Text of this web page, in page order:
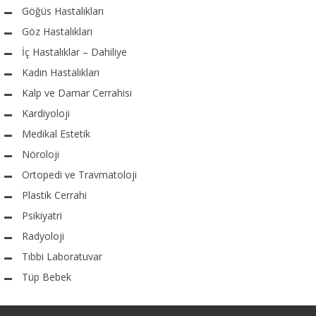
Göğüs Hastalıkları
Göz Hastalıkları
İç Hastalıklar – Dahiliye
Kadın Hastalıkları
Kalp ve Damar Cerrahisi
Kardiyoloji
Medikal Estetik
Nöroloji
Ortopedi ve Travmatoloji
Plastik Cerrahi
Psikiyatri
Radyoloji
Tıbbi Laboratuvar
Tüp Bebek